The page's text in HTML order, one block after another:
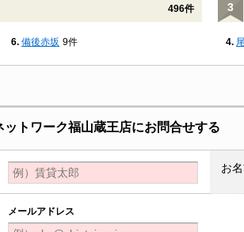
496件
備後赤坂 9件
トワーク福山蔵王店にお問合せする
お
メールアドレス